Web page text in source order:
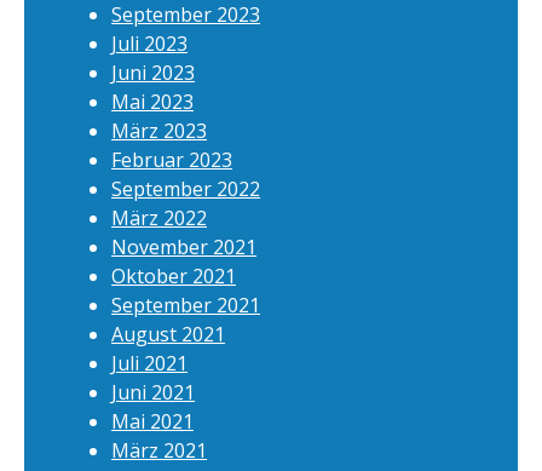
September 2023
Juli 2023
Juni 2023
Mai 2023
März 2023
Februar 2023
September 2022
März 2022
November 2021
Oktober 2021
September 2021
August 2021
Juli 2021
Juni 2021
Mai 2021
März 2021